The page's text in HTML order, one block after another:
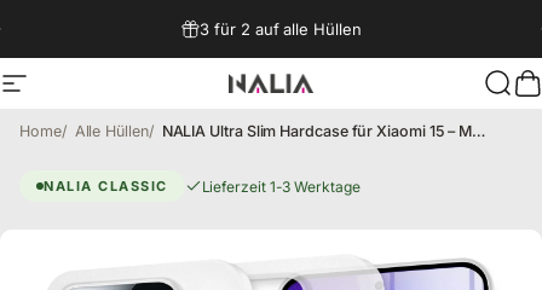
3 für 2 auf alle Hüllen
Seitennavigation NALIA Berlin
Home Alle Hüllen NALIA Ultra Slim Hardcase für Xiaomi 15 – Matt & 0.3mm Dünn – PHANTOM (Dünnes Cover & Kamera-Vollschutz) – Marke aus Berlin
NALIA CLASSIC Lieferzeit 1-3 Werktage